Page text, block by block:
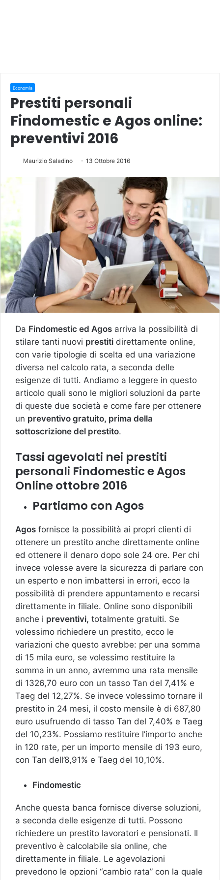
Economia
Prestiti personali
Findomestic e Agos online:
preventivi 2016
Maurizio Saladino 13 Ottobre 2016
Da Findomestic ed Agos arriva la possibilità di
stilare tanti nuovi prestiti direttamente online,
con varie tipologie di scelta ed una variazione
diversa nel calcolo rata, a seconda delle
esigenze di tutti. Andiamo a leggere in questo
articolo quali sono le migliori soluzioni da parte
di queste due società e come fare per ottenere
un preventivo gratuito, prima della
sottoscrizione del prestito.
Tassi agevolati nei prestiti
personali Findomestic e Agos
Online ottobre 2016
Partiamo con Agos
Agos fornisce la possibilità ai propri clienti di
ottenere un prestito anche direttamente online
ed ottenere il denaro dopo sole 24 ore. Per chi
invece volesse avere la sicurezza di parlare con
un esperto e non imbattersi in errori, ecco la
possibilità di prendere appuntamento e recarsi
direttamente in filiale. Online sono disponibili
anche i preventivi, totalmente gratuiti. Se
volessimo richiedere un prestito, ecco le
variazioni che questo avrebbe: per una somma
di 15 mila euro, se volessimo restituire la
somma in un anno, avremmo una rata mensile
di 1326,70 euro con un tasso Tan del 7,41% e
Taeg del 12,27%. Se invece volessimo tornare il
prestito in 24 mesi, il costo mensile è di 687,80
euro usufruendo di tasso Tan del 7,40% e Taeg
del 10,23%. Possiamo restituire l’importo anche
in 120 rate, per un importo mensile di 193 euro,
con Tan dell’8,91% e Taeg del 10,10%.
Findomestic
Anche questa banca fornisce diverse soluzioni,
a seconda delle esigenze di tutti. Possono
richiedere un prestito lavoratori e pensionati. Il
preventivo è calcolabile sia online, che
direttamente in filiale. Le agevolazioni
prevedono le opzioni “cambio rata” con la quale